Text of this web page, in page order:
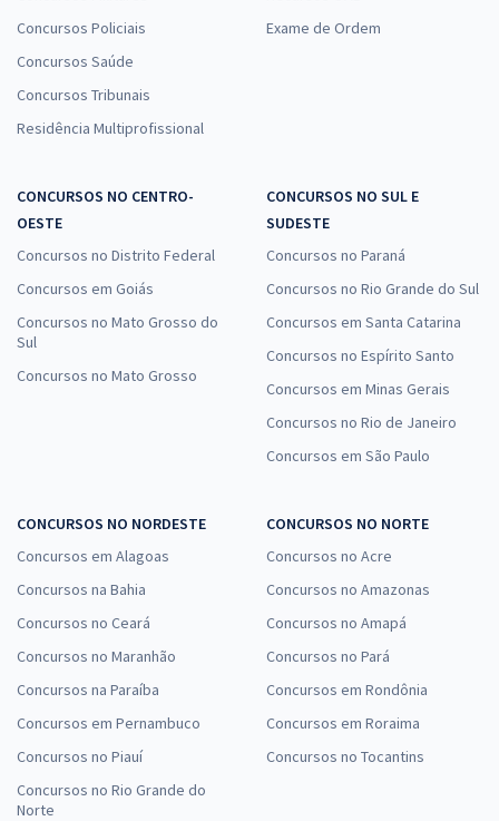
Concursos Policiais
Concursos Saúde
Concursos Tribunais
Residência Multiprofissional
Exame de Ordem
CONCURSOS NO CENTRO-
OESTE
Concursos no Distrito Federal
Concursos em Goiás
Concursos no Mato Grosso do
Sul
Concursos no Mato Grosso
CONCURSOS NO SUL E
SUDESTE
Concursos no Paraná
Concursos no Rio Grande do Sul
Concursos em Santa Catarina
Concursos no Espírito Santo
Concursos em Minas Gerais
Concursos no Rio de Janeiro
Concursos em São Paulo
CONCURSOS NO NORDESTE
Concursos em Alagoas
Concursos na Bahia
Concursos no Ceará
Concursos no Maranhão
Concursos na Paraíba
Concursos em Pernambuco
Concursos no Piauí
Concursos no Rio Grande do
Norte
CONCURSOS NO NORTE
Concursos no Acre
Concursos no Amazonas
Concursos no Amapá
Concursos no Pará
Concursos em Rondônia
Concursos em Roraima
Concursos no Tocantins